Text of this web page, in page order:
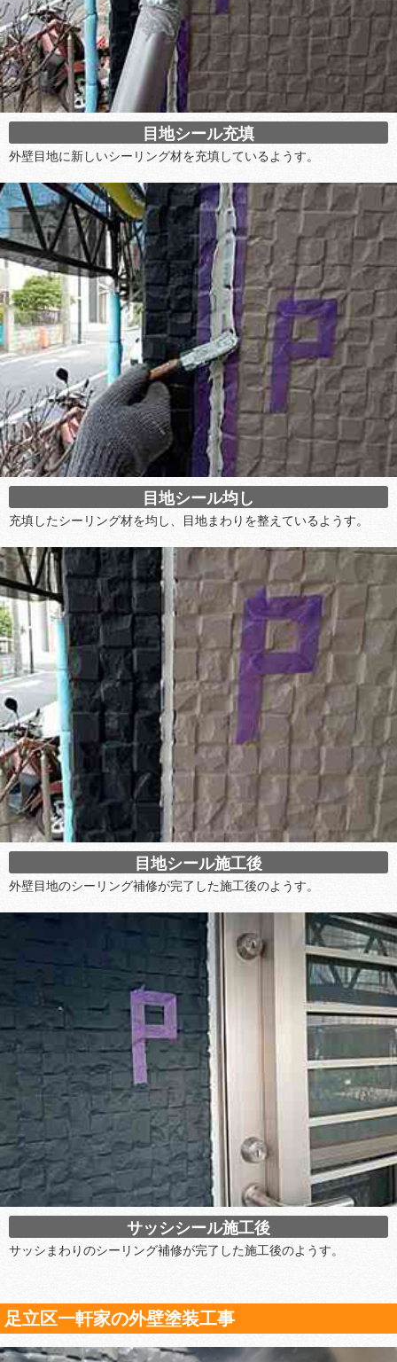
目地シール充填
外壁目地に新しいシーリング材を充填しているようす。
目地シール均し
充填したシーリング材を均し、目地まわりを整えているようす。
目地シール施工後
外壁目地のシーリング補修が完了した施工後のようす。
サッシシール施工後
サッシまわりのシーリング補修が完了した施工後のようす。
足立区一軒家の外壁塗装工事